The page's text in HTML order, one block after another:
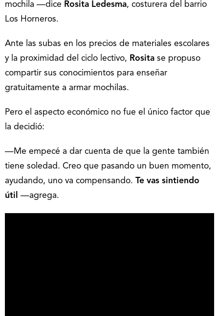
mochila —dice Rosita Ledesma, costurera del barrio
Los Horneros.
Ante las subas en los precios de materiales escolares
y la proximidad del ciclo lectivo, Rosita se propuso
compartir sus conocimientos para enseñar
gratuitamente a armar mochilas.
Pero el aspecto económico no fue el único factor que
la decidió:
—Me empecé a dar cuenta de que la gente también
tiene soledad. Creo que pasando un buen momento,
ayudando, uno va compensando. Te vas sintiendo
útil —agrega.